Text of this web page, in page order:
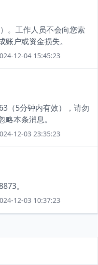
。工作人员不会向您索
户或资金损失。
12-04 15:45:23
（5分钟内有效），请勿
本条消息。
12-03 23:35:23
。
12-03 10:37:23